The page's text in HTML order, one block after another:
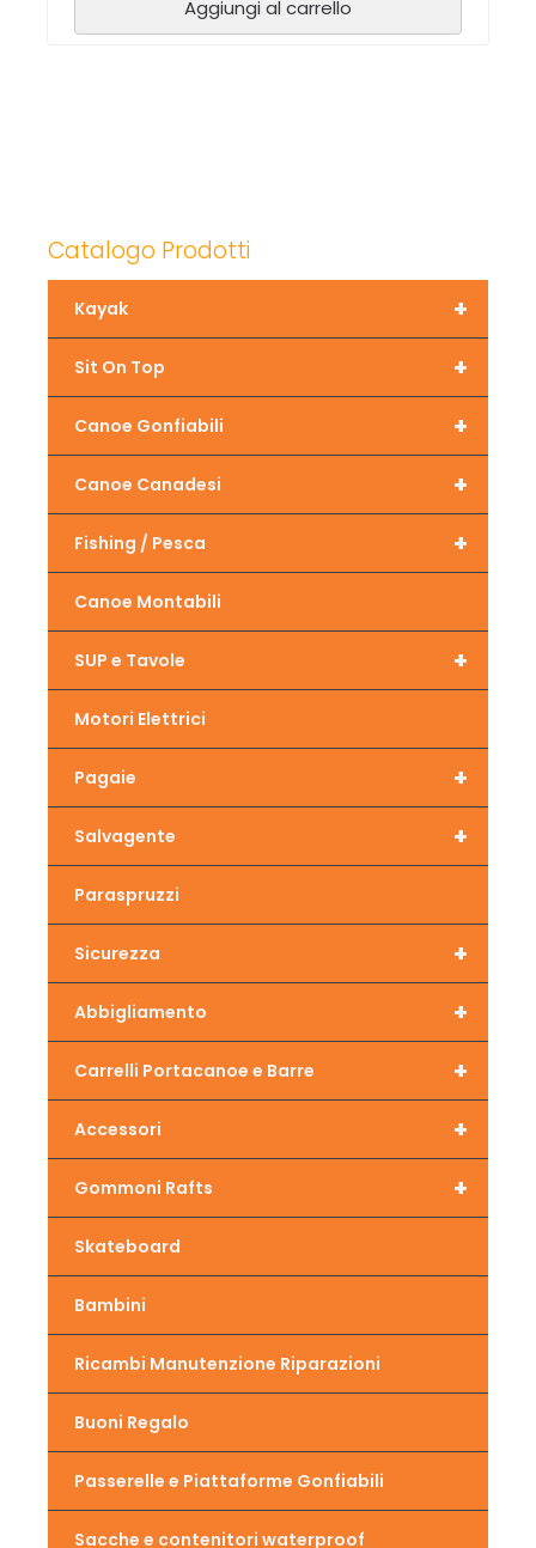
Aggiungi al carrello
Catalogo Prodotti
+
Kayak
+
Sit On Top
+
Canoe Gonfiabili
+
Canoe Canadesi
+
Fishing / Pesca
Canoe Montabili
+
SUP e Tavole
Motori Elettrici
+
Pagaie
+
Salvagente
Paraspruzzi
+
Sicurezza
+
Abbigliamento
+
Carrelli Portacanoe e Barre
+
Accessori
+
Gommoni Rafts
Skateboard
Bambini
Ricambi Manutenzione Riparazioni
Buoni Regalo
Passerelle e Piattaforme Gonfiabili
Sacche e contenitori waterproof